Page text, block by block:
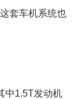
套车机系统也
中1.5T发动机